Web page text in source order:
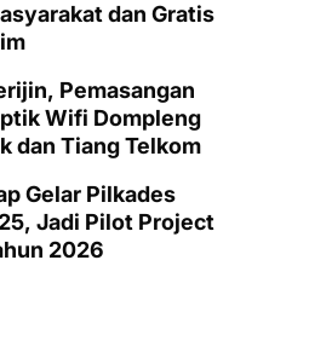
dan Gratis
Pemasangan
Wifi Dompleng
dan Tiang Telkom
Gelar Pilkades
Jadi Pilot Project
2026